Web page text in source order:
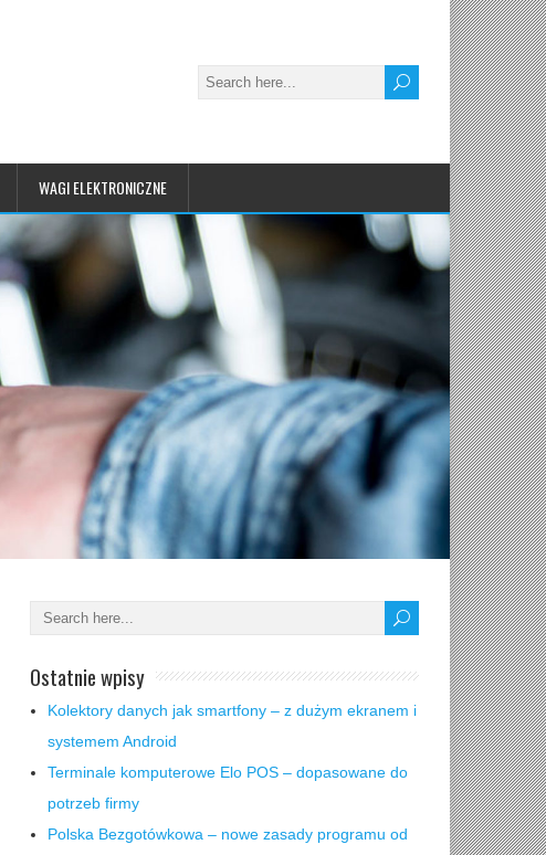
WAGI ELEKTRONICZNE
Ostatnie wpisy
Kolektory danych jak smartfony – z dużym ekranem i
systemem Android
Terminale komputerowe Elo POS – dopasowane do
potrzeb firmy
Polska Bezgotówkowa – nowe zasady programu od